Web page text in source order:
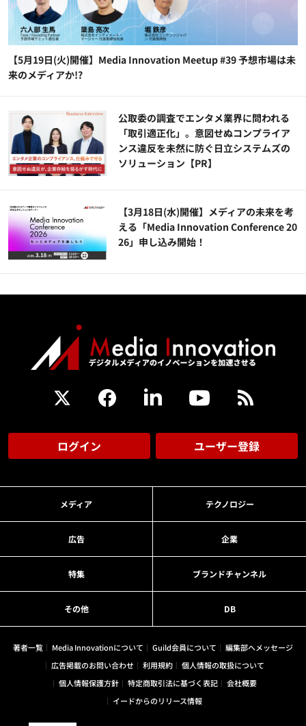
【5月19日(火)開催】Media Innovation Meetup #39 予想市場は未
来のメディアか!?
公​​取委の調査でエンタメ業界に問われる
「取引適正化」。意図せぬコンプライア
ンス違反を未然に防ぐ日立システムズの
ソリューション​【PR】
【3月18日(水)開催】メディアの未来を考
える「Media Innovation Conference 20
26」申し込み開始！
ログイン ユーザー登録
メディア テクノロジー
広告 企業
特集 ブランドチャンネル
その他 DB
著者一覧 Media Innovationについて Guild会員について
編集部へメッセージ
広告掲載のお問い合わせ
利用規約
個人情報の取扱について
個人情報保護方針
特定商取引法に基づく表記
会社概要
イードからのリリース情報